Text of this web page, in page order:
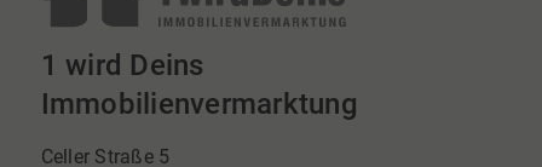
1 wird Deins
Immobilienvermarktung
Celler Straße 5